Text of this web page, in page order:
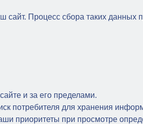
Процесс сбора таких данных
и за его пределами.
потребителя для хранения
приоритеты при просмотре